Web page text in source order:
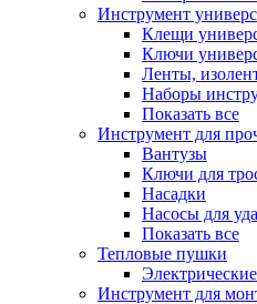
Инструмент
Клещи
Ключи
Ленты,
Наборы
Показать все
Инструмент для
Вантузы
Ключи для
Насадки
Насосы для
Показать все
Тепловые пушки
Электрические
Инструмент для